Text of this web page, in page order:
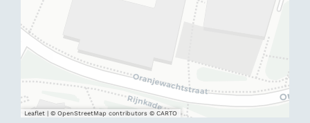
Leaflet | © OpenStreetMap contributors © CARTO